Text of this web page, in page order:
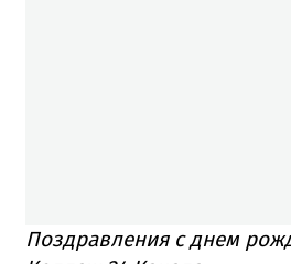
Поздравления с днем